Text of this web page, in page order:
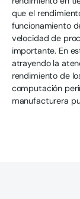
que el
funcionamiento
velocidad de
importante. En
atrayendo la
rendimiento de
computación
manufacturera